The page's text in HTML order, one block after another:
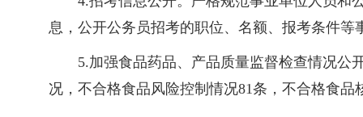
息，公开公务员招考的职位、名额、报考条件等
5.加强食品药品、产品质量监督检查情况公
况，不合格食品风险控制情况81条，不合格食品